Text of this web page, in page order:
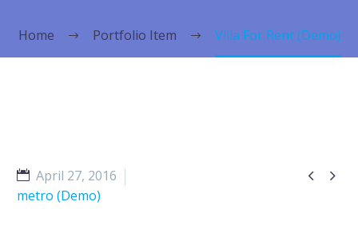
Home Portfolio Item Villa For Rent (Demo)
 
April 27, 2016
metro (Demo)